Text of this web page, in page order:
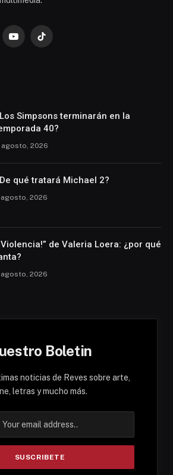
YouTubeTikTok
Simpsons terminarán en la
40?
agosto, 2026
qué tratará Michael 2?
agosto, 2026
de Valeria Loera: ¿por qué
agosto, 2026
Boletin
noticias de Reves sobre arte,
letras y mucho más.